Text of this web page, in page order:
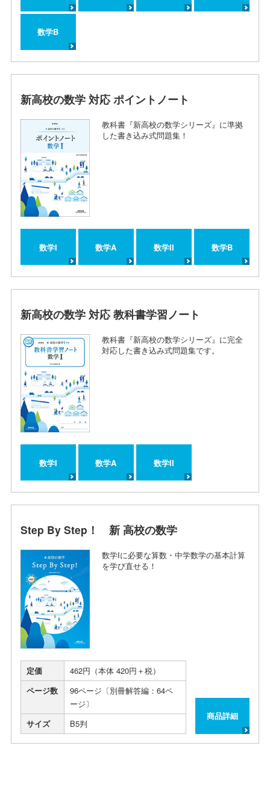
数学B
新高校の数学 対応 ポイントノート
教科書『新高校の数学シリーズ』に準拠
した書き込み式問題集！
数学I 数学A 数学II 数学B
新高校の数学 対応 教科書学習ノート
教科書『新高校の数学シリーズ』に完全
対応した書き込み式問題集です。
数学I 数学A 数学II
Step By Step！ 新 高校の数学
数学Iに必要な算数・中学数学の基本計算
を学び直せる！
定価
462円（本体 420円＋税）
ページ数
96ページ〔別冊解答編：64ペ
ージ〕
サイズ
B5判
商品詳細